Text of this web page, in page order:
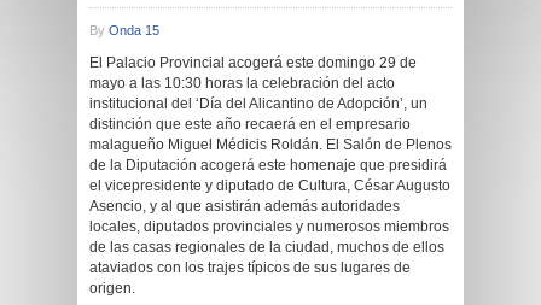
By Onda 15
El Palacio Provincial acogerá este domingo 29 de
mayo a las 10:30 horas la celebración del acto
institucional del ‘Día del Alicantino de Adopción’, un
distinción que este año recaerá en el empresario
malagueño Miguel Médicis Roldán. El Salón de Plenos
de la Diputación acogerá este homenaje que presidirá
el vicepresidente y diputado de Cultura, César Augusto
Asencio, y al que asistirán además autoridades
locales, diputados provinciales y numerosos miembros
de las casas regionales de la ciudad, muchos de ellos
ataviados con los trajes típicos de sus lugares de
origen.